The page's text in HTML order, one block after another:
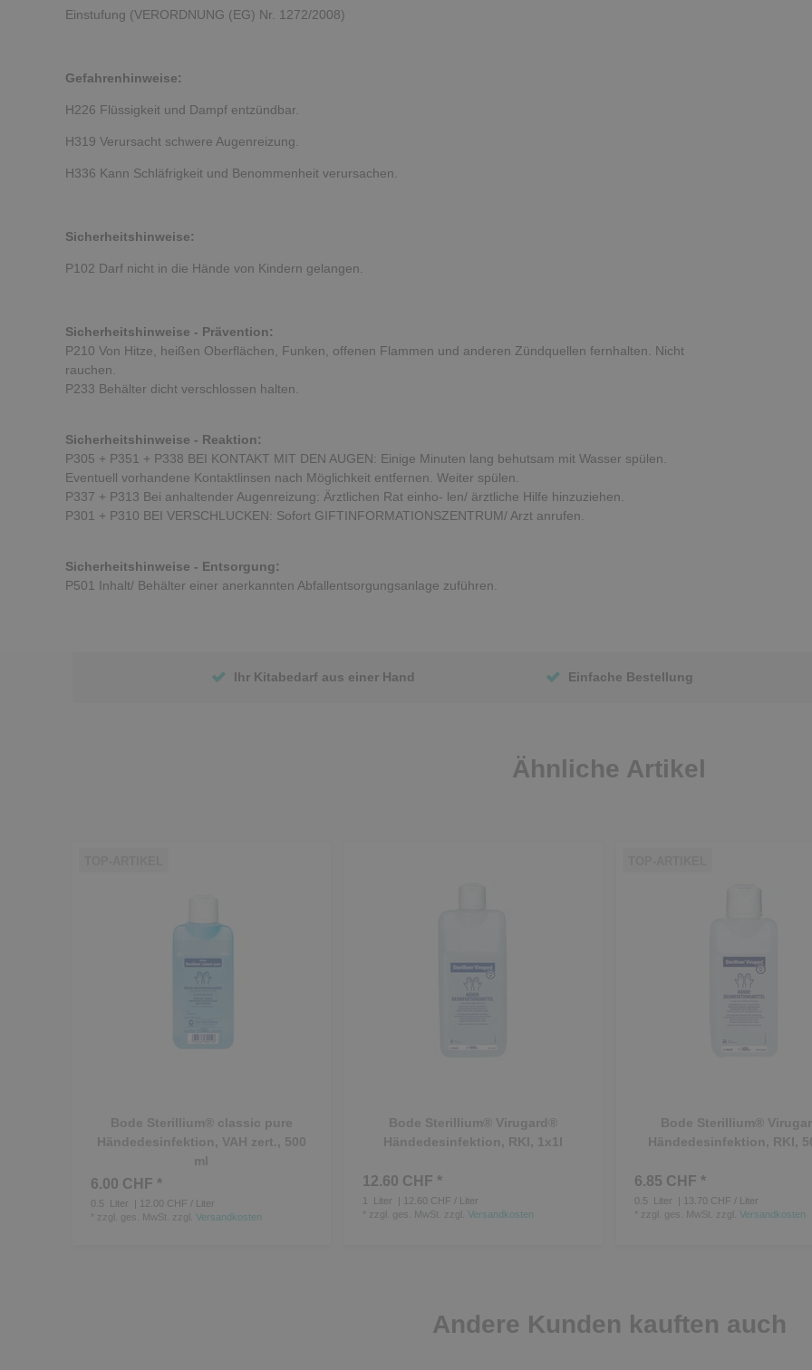
Einstufung (VERORDNUNG (EG) Nr. 1272/2008)
Gefahrenhinweise:
H226 Flüssigkeit und Dampf entzündbar.
H319 Verursacht schwere Augenreizung.
H336 Kann Schläfrigkeit und Benommenheit verursachen.
Sicherheitshinweise:
P102 Darf nicht in die Hände von Kindern gelangen.
Sicherheitshinweise - Prävention:
P210 Von Hitze, heißen Oberflächen, Funken, offenen Flammen und anderen Zündquellen fernhalten. Nicht
rauchen.
P233 Behälter dicht verschlossen halten.
Sicherheitshinweise - Reaktion:
P305 + P351 + P338 BEI KONTAKT MIT DEN AUGEN: Einige Minuten lang behutsam mit Wasser spülen.
Eventuell vorhandene Kontaktlinsen nach Möglichkeit entfernen. Weiter spülen.
P337 + P313 Bei anhaltender Augenreizung: Ärztlichen Rat einho- len/ ärztliche Hilfe hinzuziehen.
P301 + P310 BEI VERSCHLUCKEN: Sofort GIFTINFORMATIONSZENTRUM/ Arzt anrufen.
Sicherheitshinweise - Entsorgung:
P501 Inhalt/ Behälter einer anerkannten Abfallentsorgungsanlage zuführen.
Ihr Kitabedarf aus einer Hand Einfache Bestellung
Ähnliche Artikel
Bode Sterillium® classic pure
Händedesinfektion, VAH zert., 500
ml
6.00 CHF *
0.5 Liter
| 12.00 CHF / Liter
zzgl. ges. MwSt. zzgl. Versandkosten
Bode Sterillium® Virugard®
Händedesinfektion, RKI, 1x1l
12.60 CHF *
1 Liter
| 12.60 CHF / Liter
zzgl. ges. MwSt. zzgl. Versandkosten
Bode Sterillium®
Händedesinfektion, RKI,
6.85 CHF *
0.5 Liter
| 13.70 CHF / Liter
zzgl. ges. MwSt. zzgl. Versandkosten
Andere Kunden kauften auch